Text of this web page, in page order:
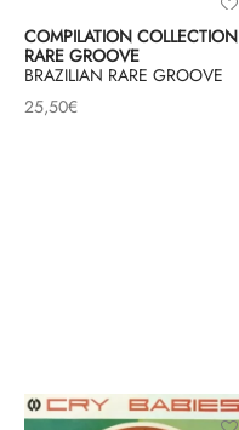
COMPILATION COLLECTION
RARE GROOVE
BRAZILIAN RARE GROOVE
25,50€